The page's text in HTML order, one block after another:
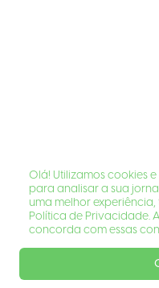
Olá! Utilizamos cookies
para analisar a sua
uma melhor
Política de Privacidade.
concorda com essas